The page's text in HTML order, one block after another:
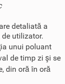
detaliată a
utilizator.
unui poluant
de timp zi şi se
din oră în oră